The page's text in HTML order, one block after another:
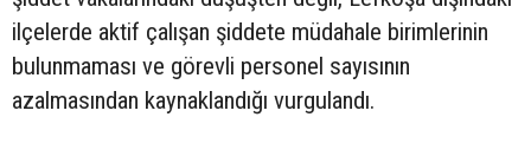
ilçelerde aktif çalışan şiddete müdahale birimlerinin
bulunmaması ve görevli personel sayısının
azalmasından kaynaklandığı vurgulandı.